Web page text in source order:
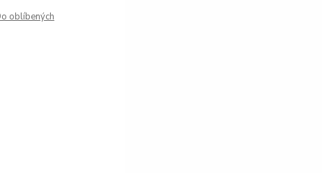
oblíbených